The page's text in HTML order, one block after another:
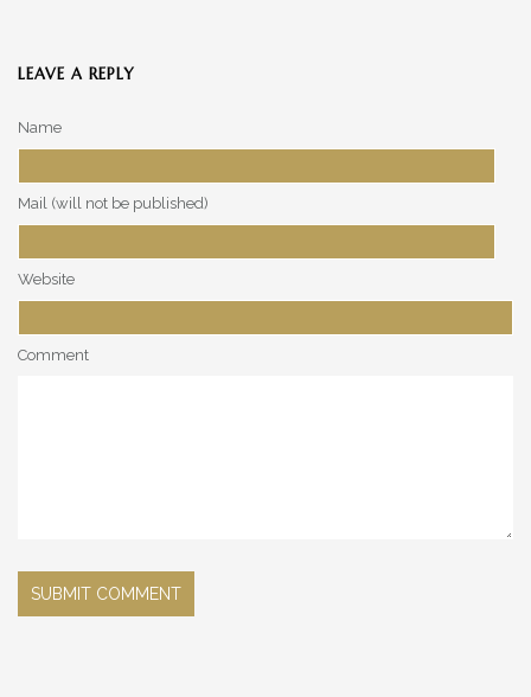
LEAVE A REPLY
Name
Mail (will not be published)
Website
Comment